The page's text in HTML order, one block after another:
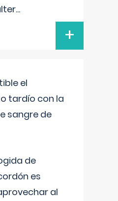
...
+
el
tardío con la
sangre de
de
es
al